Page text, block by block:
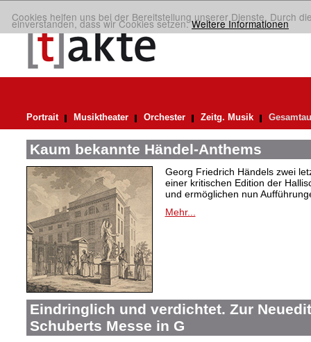
Cookies helfen uns bei der Bereitstellung unserer Dienste. Durch
einverstanden, dass wir Cookies setzen.Weitere Informationen
Portrait Musiktheater Orchester Zeitg. Musik
Kaum bekannte Händel-Anthems
Georg Friedrich Händels zwei
einer kritischen Edition der
und ermöglichen nun
Mehr...
Eindringlich und verdichtet. Zur
Schuberts Messe in G